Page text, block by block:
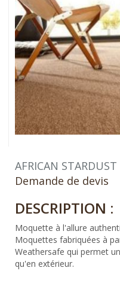
AFRICAN STARDUST
Demande de devis
DESCRIPTION :
Moquette à l'allure
Moquettes fabriquées à
Weathersafe qui permet
qu'en extérieur.